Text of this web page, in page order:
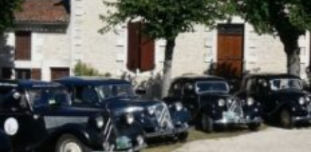
Notre local
La Boutique
Les pièces
L’assurance
La Revue
Les salons
La traction
La Traction des
membres